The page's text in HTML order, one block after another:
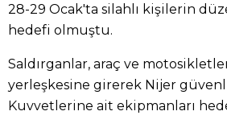
28-29 Ocak'ta silahlı kişilerin
hedefi olmuştu.
Saldırganlar, araç ve
yerleşkesine girerek Nijer
Kuvvetlerine ait ekipmanları